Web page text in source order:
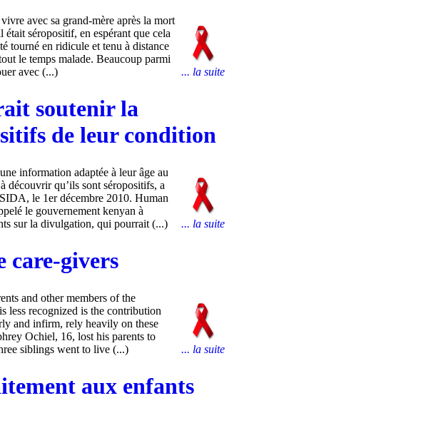
avec sa grand-mère après la mort
séropositif, en espérant que cela
tourné en ridicule et tenu à distance
le temps malade. Beaucoup parmi
avec (...)
... la suite
soutenir la
de leur condition
information adaptée à leur âge au
découvrir qu’ils sont séropositifs, a
le 1er décembre 2010. Human
le gouvernement kenyan à
sur la divulgation, qui pourrait (...)
... la suite
care-givers
and other members of the
less recognized is the contribution
and infirm, rely heavily on these
Ochiel, 16, lost his parents to
siblings went to live (...)
... la suite
aux enfants